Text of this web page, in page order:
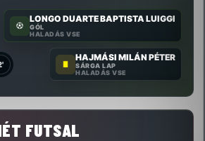
LONGO DUARTE BAPTISTA LUIGGI
GÓL
HALADÁS VSE
HAJMÁSI MILÁN PÉTER
SÁRGA LAP
HALADÁS VSE
FUTSAL